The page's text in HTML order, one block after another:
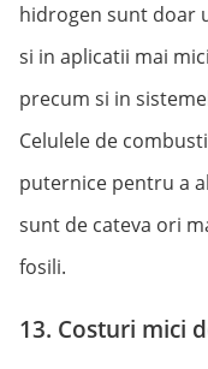
hidrogen sunt doar
si in aplicatii mai
precum si in
Celulele de
puternice pentru a
sunt de cateva ori
fosili.
13. Costuri mici